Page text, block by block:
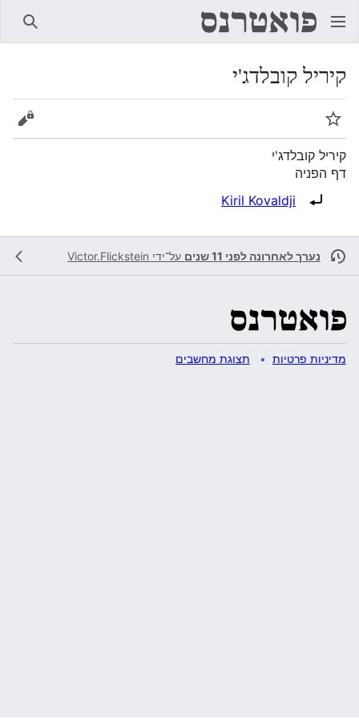
קיריל קובלדג'י
מעקב
קיריל קובלדג'י
דף הפניה
הפניה ל:
Kiril Kovaldji
נערך לאחרונה לפני 11 שנים על־ידי Victor.Flickstein
מדיניות פרטיות תצוגת מחשבים